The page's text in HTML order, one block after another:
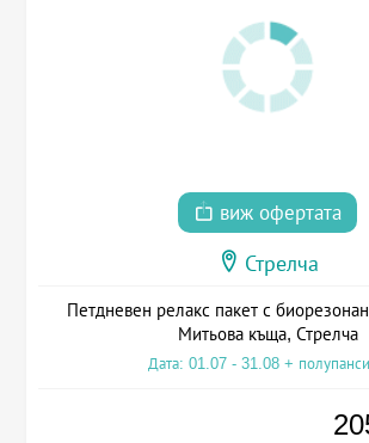
виж офертата
Стрелча
Петдневен релакс пакет с
Митьова къща, Стрелча
Дата: 01.07 - 31.08 +